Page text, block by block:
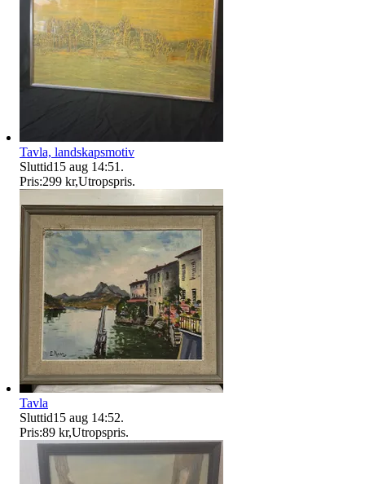
Tavla, landskapsmotiv
Sluttid15 aug 14:51 .
Pris:299 kr,Utropspris.
Tavla
Sluttid15 aug 14:52.
Pris:89 kr,Utropspris.